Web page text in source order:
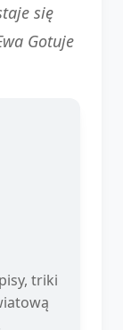
się
Gotuje
triki